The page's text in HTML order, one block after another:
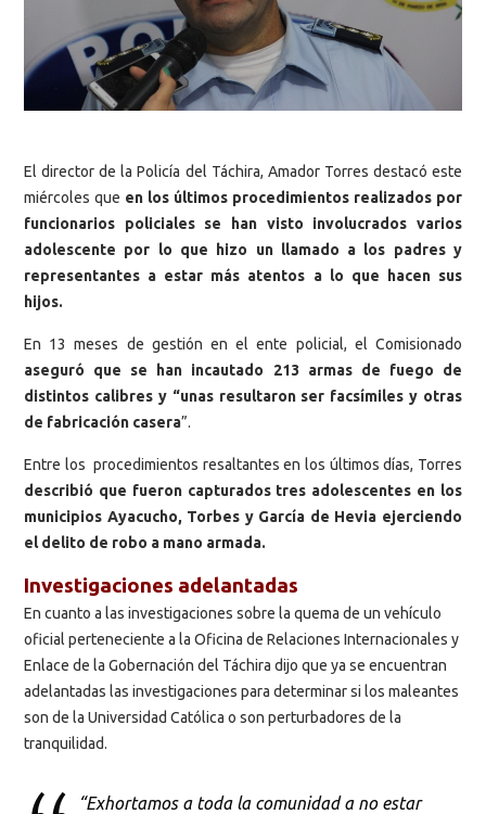
El director de la Policía del Táchira, Amador Torres destacó este
miércoles que en los últimos procedimientos realizados por
funcionarios policiales se han visto involucrados varios
adolescente por lo que hizo un llamado a los padres y
representantes a estar más atentos a lo que hacen sus
hijos.
En 13 meses de gestión en el ente policial, el Comisionado
aseguró que se han incautado 213 armas de fuego de
distintos calibres y “unas resultaron ser facsímiles y otras
de fabricación casera”.
Entre los procedimientos resaltantes en los últimos días, Torres
describió que fueron capturados tres adolescentes en los
municipios Ayacucho, Torbes y García de Hevia ejerciendo
el delito de robo a mano armada.
Investigaciones adelantadas
En cuanto a las investigaciones sobre la quema de un vehículo
oficial perteneciente a la Oficina de Relaciones Internacionales y
Enlace de la Gobernación del Táchira dijo que ya se encuentran
adelantadas las investigaciones para determinar si los maleantes
son de la Universidad Católica o son perturbadores de la
tranquilidad.
“Exhortamos a toda la comunidad a no estar